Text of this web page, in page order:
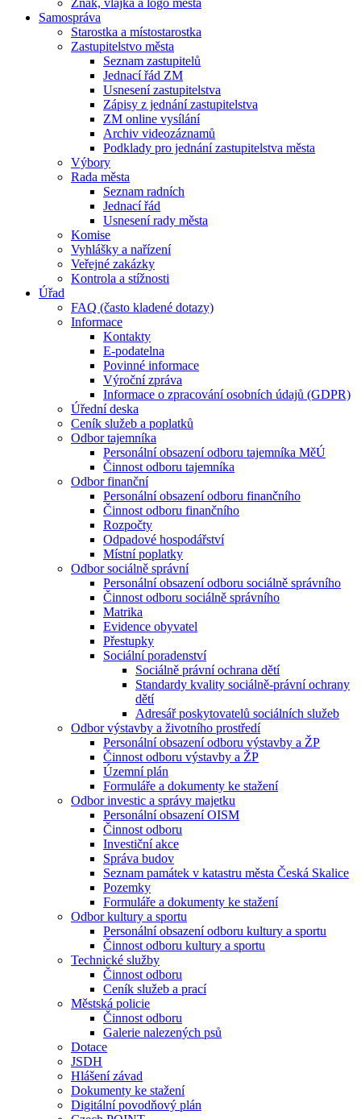
Znak, vlajka a logo města
Samospráva
Starostka a místostarostka
Zastupitelstvo města
Seznam zastupitelů
Jednací řád ZM
Usnesení zastupitelstva
Zápisy z jednání zastupitelstva
ZM online vysílání
Archiv videozáznamů
Podklady pro jednání zastupitelstva města
Výbory
Rada města
Seznam radních
Jednací řád
Usnesení rady města
Komise
Vyhlášky a nařízení
Veřejné zakázky
Kontrola a stížnosti
Úřad
FAQ (často kladené dotazy)
Informace
Kontakty
E-podatelna
Povinné informace
Výroční zpráva
Informace o zpracování osobních údajů (GDPR)
Úřední deska
Ceník služeb a poplatků
Odbor tajemníka
Personální obsazení odboru tajemníka MěÚ
Činnost odboru tajemníka
Odbor finanční
Personální obsazení odboru finančního
Činnost odboru finančního
Rozpočty
Odpadové hospodářství
Místní poplatky
Odbor sociálně správní
Personální obsazení odboru sociálně správního
Činnost odboru sociálně správního
Matrika
Evidence obyvatel
Přestupky
Sociální poradenství
Sociálně právní ochrana dětí
Standardy kvality sociálně-právní ochrany
dětí
Adresář poskytovatelů sociálních služeb
Odbor výstavby a životního prostředí
Personální obsazení odboru výstavby a ŽP
Činnost odboru výstavby a ŽP
Územní plán
Formuláře a dokumenty ke stažení
Odbor investic a správy majetku
Personální obsazení OISM
Činnost odboru
Investiční akce
Správa budov
Seznam památek v katastru města Česká Skalice
Pozemky
Formuláře a dokumenty ke stažení
Odbor kultury a sportu
Personální obsazení odboru kultury a sportu
Činnost odboru kultury a sportu
Technické služby
Činnost odboru
Ceník služeb a prací
Městská policie
Činnost odboru
Galerie nalezených psů
Dotace
JSDH
Hlášení závad
Dokumenty ke stažení
Digitální povodňový plán